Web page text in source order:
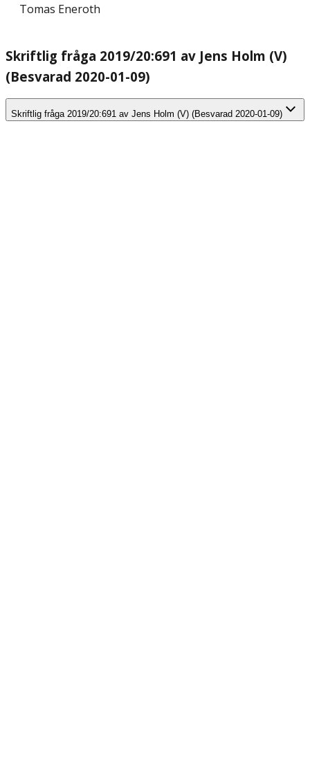
Tomas Eneroth
Skriftlig fråga 2019/20:691 av Jens Holm (V)
(Besvarad 2020-01-09)
Skriftlig fråga 2019/20:691 av Jens Holm (V) (Besvarad 2020-01-09)